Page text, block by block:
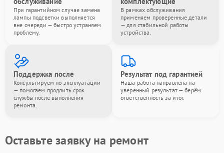
При гарантийном случае замена
лампы подсветки выполняется
вне очереди — быстро устраняем
проблему.
В рамках обслуживания
применяем проверенные детали
— для стабильной работы
устройства.
Поддержка после
Консультируем по эксплуатации
— помогаем продлить срок
службы после выполнения
ремонта.
Результат под гарантией
Наша работа направлена на
уверенный результат — берём
ответственность за итог.
Оставьте заявку на ремонт